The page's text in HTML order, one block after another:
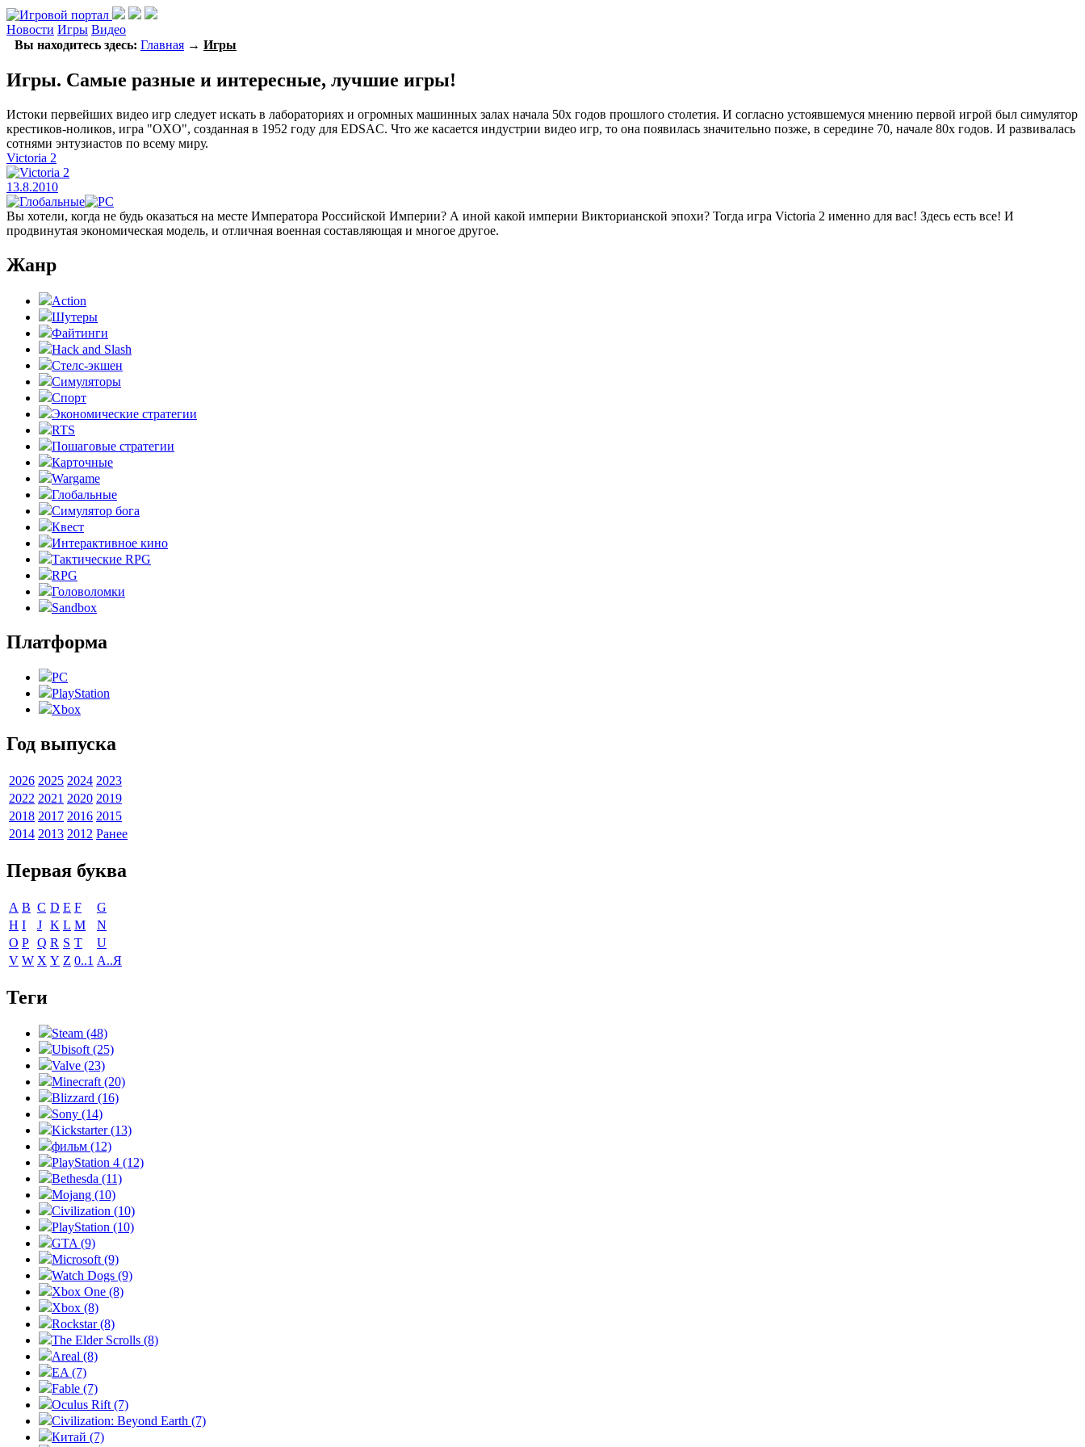
Новости Игры Видео
Вы находитесь здесь: Главная → Игры
Игры. Самые разные и интересные, лучшие игры!
Истоки первейших видео игр следует искать в лабораториях и огромных машинных залах начала 50х годов прошлого столетия. И согласно устоявшемуся мнению первой игрой был симулятор
крестиков-ноликов, игра "OXO", созданная в 1952 году для EDSAC. Что же касается индустрии видео игр, то она появилась значительно позже, в середине 70, начале 80х годов. И развивалась
сотнями энтузиастов по всему миру.
Victoria 2
13.8.2010
Вы хотели, когда не будь оказаться на месте Императора Российской Империи? А иной какой империи Викторианской эпохи? Тогда игра Victoria 2 именно для вас! Здесь есть все! И
продвинутая экономическая модель, и отличная военная составляющая и многое другое.
Жанр
Action
Шутеры
Файтинги
Hack and Slash
Стелс-экшен
Симуляторы
Спорт
Экономические стратегии
RTS
Пошаговые стратегии
Карточные
Wargame
Глобальные
Симулятор бога
Квест
Интерактивное кино
Тактические RPG
RPG
Головоломки
Sandbox
Платформа
PC
PlayStation
Xbox
Год выпуска
2026 2025 2024 2023
2022 2021 2020 2019
2018 2017 2016 2015
2014 2013 2012 Ранее
Первая буква
A B C D E F
G
H I J K L M
N
O P Q R S T
U
V W X Y Z 0..1 А..Я
Теги
Steam (48)
Ubisoft (25)
Valve (23)
Minecraft (20)
Blizzard (16)
Sony (14)
Kickstarter (13)
фильм (12)
PlayStation 4 (12)
Bethesda (11)
Mojang (10)
Civilization (10)
PlayStation (10)
GTA (9)
Microsoft (9)
Watch Dogs (9)
Xbox One (8)
Xbox (8)
Rockstar (8)
The Elder Scrolls (8)
Areal (8)
EA (7)
Fable (7)
Oculus Rift (7)
Civilization: Beyond Earth (7)
Китай (7)